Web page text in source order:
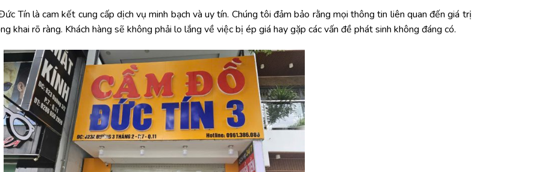
Tín là cam kết cung cấp dịch vụ minh bạch và uy tín. Chúng tôi đảm bảo rằng mọi thông tin liên quan đến giá trị
khai rõ ràng. Khách hàng sẽ không phải lo lắng về việc bị ép giá hay gặp các vấn đề phát sinh không đáng có.